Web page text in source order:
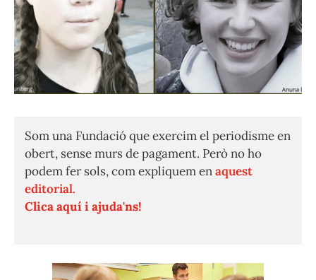
Som una Fundació que exercim el periodisme en
obert, sense murs de pagament. Però no ho
podem fer sols, com expliquem enaquest
editorial.
Clica aquí i ajuda'ns!